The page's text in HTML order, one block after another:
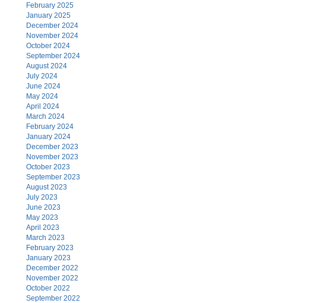
February 2025
January 2025
December 2024
November 2024
October 2024
September 2024
August 2024
July 2024
June 2024
May 2024
April 2024
March 2024
February 2024
January 2024
December 2023
November 2023
October 2023
September 2023
August 2023
July 2023
June 2023
May 2023
April 2023
March 2023
February 2023
January 2023
December 2022
November 2022
October 2022
September 2022